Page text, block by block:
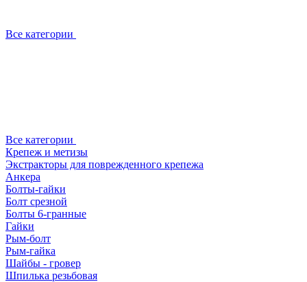
Все категории
Все категории
Крепеж и метизы
Экстракторы для поврежденного крепежа
Анкера
Болты-гайки
Болт срезной
Болты 6-гранные
Гайки
Рым-болт
Рым-гайка
Шайбы - гровер
Шпилька резьбовая